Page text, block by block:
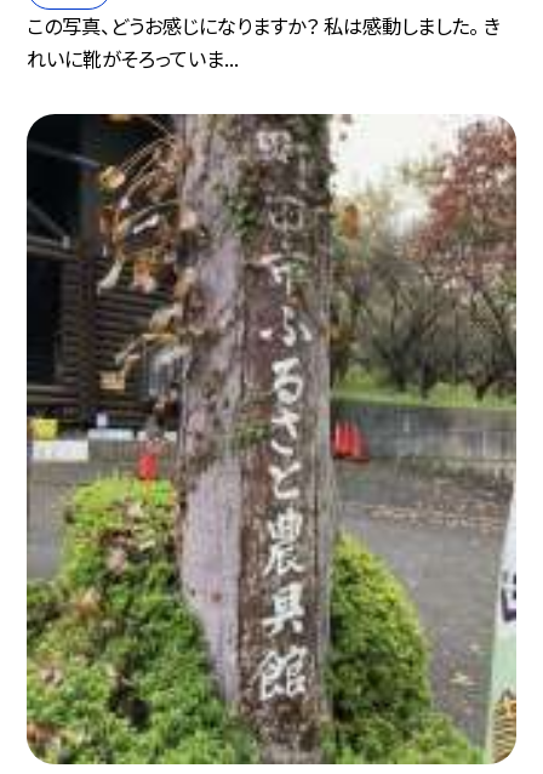
この写真、どうお感じになりますか？ 私は感動しました。 き
れいに靴がそろっていま...